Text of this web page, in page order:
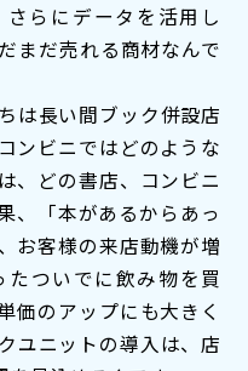
らにデータを活用し
まだ売れる商材なんで
は長い間ブック併設店
ンビニではどのような
、どの書店、コンビニ
、「本があるからあっ
お客様の来店動機が増
ついでに飲み物を買
価のアップにも大きく
ユニットの導入は、店